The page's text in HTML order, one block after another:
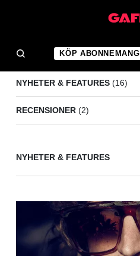
KÖP ABONNEMANG
NYHETER & FEATURES (16)
RECENSIONER (2)
NYHETER & FEATURES